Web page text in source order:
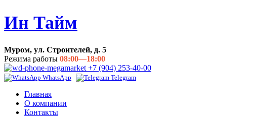
Ин Тайм
Муром, ул. Строителей, д. 5
Режима работы 08:00—18:00
+7 (904) 253-40-00
WhatsApp Telegram
Главная
О компании
Контакты